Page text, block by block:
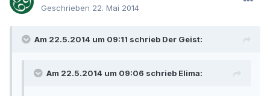
Geschrieben 22. Mai 2014
Am 22.5.2014 um 09:11 schrieb Der Geist:
Am 22.5.2014 um 09:06 schrieb Elima: